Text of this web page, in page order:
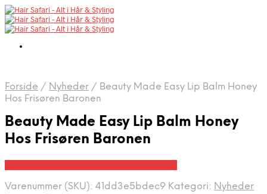
Forside / Nyheder / Beauty Made Easy Lip Balm Honey
Hos Frisøren Baronen
Beauty Made Easy Lip Balm Honey
Hos Frisøren Baronen
Varenummer (SKU): 41dd3e5bdec9 Kategori: Nyheder